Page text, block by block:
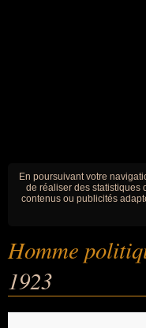
En poursuivant votre
de réaliser des statistiques
contenus ou publicités
Homme
1923